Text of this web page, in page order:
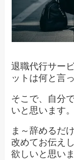
退職代行サー
ットは何と言
そこで、自分
いと思います。
ま～辞めるだ
改めてお伝え
欲しいと思いま